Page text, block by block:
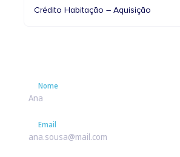
Crédito Habitação – Aquisição
Nome
Nome
Email
Email